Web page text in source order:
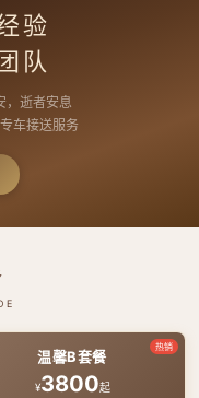
验
队
，逝者安息
车接送服务
热销
温馨B套餐
¥3800起